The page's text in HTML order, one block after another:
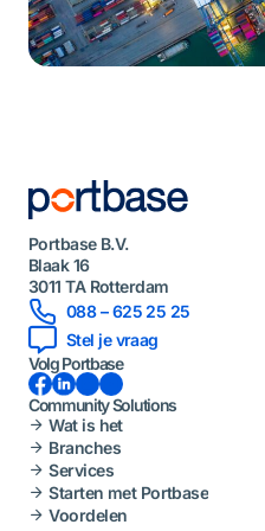
Portbase B.V.
Blaak 16
3011 TA Rotterdam
088 – 625 25 25
Stel je vraag
Volg Portbase
Facebook LinkedInInstagramYouTube
Community Solutions
Wat is het
Branches
Services
Starten met Portbase
Voordelen